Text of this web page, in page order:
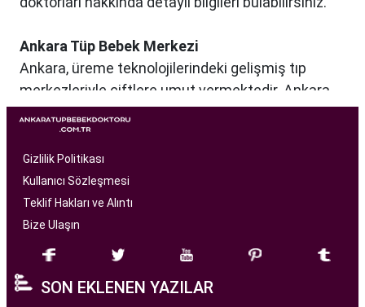
Ankara Tüp Bebek Merkezi
Ankara, üreme teknolojilerindeki gelişmiş tıp
merkezleriyle çiftlere umut vermektedir. Ankara
Tüp Bebek Merkezi, kısırlık sorunu yaşayan
çiftlere profesyonel ve bireysel bir yaklaşımla
hizmet sunan bir sağlık kuruluşudur. Modern
tıbbın son teknolojilerini kullanarak, çiftlere
başarılı tüp bebek tedavileri sunmayı amaçlar.
bir ekip tarafından yönetilmektedir. Burada görev
alan tıp profesyonelleri, çiftlere kişiselleştirilmiş
Gizlilik Politikası
Kullanıcı Sözleşmesi
Teklif Hakları ve Alıntı
Bize Ulaşın
SON EKLENEN YAZILAR